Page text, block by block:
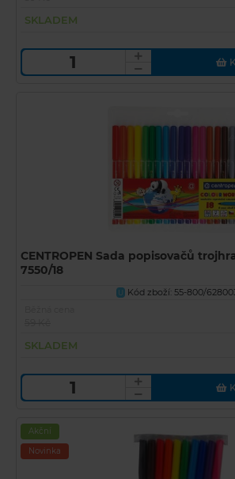
SKLADEM
CENTROPEN Sada popisovačů
7550/18
U
Kód zboží: 55-800/
SKLADEM
Akční
Novinka